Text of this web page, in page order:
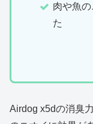
肉や魚
た
Airdog x5dの消臭